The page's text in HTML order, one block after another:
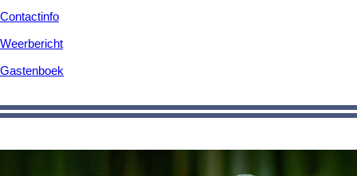
Contactinfo
Weerbericht
Gastenboek